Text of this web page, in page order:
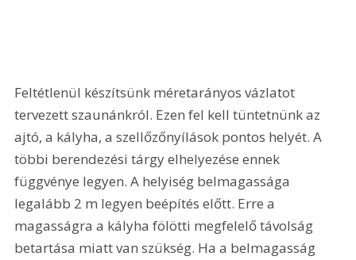
Feltétlenül készítsünk méretarányos vázlatot
tervezett szaunánkról. Ezen fel kell tüntetnünk az
ajtó, a kályha, a szellőzőnyílások pontos helyét. A
többi berendezési tárgy elhelyezése ennek
függvénye legyen. A helyiség belmagassága
legalább 2 m legyen beépítés előtt. Erre a
magasságra a kályha fölötti megfelelő távolság
betartása miatt van szükség. Ha a belmagasság